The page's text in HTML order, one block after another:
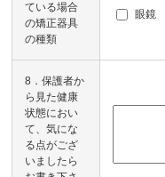
ている場合
の矯正器具
の種類
眼鏡
8．保護者か
ら見た健康
状態におい
て、気にな
る点がござ
いましたら